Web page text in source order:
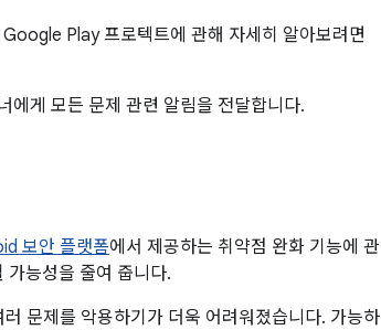
Play 프로텍트에 관해 자세히 알아보려면
게 모든 문제 관련 알림을 전달합니다.
보안 플랫폼에서 제공하는 취약점 완화 기능에 관
능성을 줄여 줍니다.
문제를 악용하기가 더욱 어려워졌습니다. 가능하